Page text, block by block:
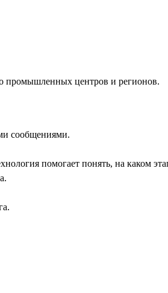
промышленных центров и регионов.
сообщениями.
помогает понять, на каком